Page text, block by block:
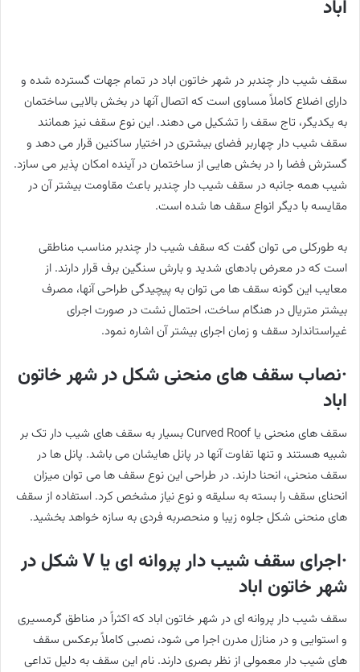
اباد
سقف شیب دار چندبر در شهر خاتون اباد در تمام جهات گسترده شده و
دارای اضلاع کاملاً مساوی است که اتصال آنها در بخش بالایی ساختمان
به یکدیگر، تاج سقف را تشکیل می دهند. این نوع سقف نیز همانند
سقف شیب دار چهاربر فضای بیشتری در اختیار ساکنین قرار می دهد و
گسترش فضا را در بخش هایی از ساختمان در آینده امکان پذیر می سازد.
شیب همه جانبه در سقف شیب دار چندبر باعث مقاومت بیشتر آن در
مقایسه با دیگر انواع سقف ها شده است.
به طورکلی می توان گفت که سقف شیب دار چندبر مناسب مناطقی
است که در معرض بادهای شدید و بارش سنگین برف قرار دارند. از
معایب این گونه سقف ها می توان به پیچیدگی طراحی آنها، مصرف
بیشتر متریال در هنگام ساخت، احتمال نشت در صورت اجرای
غیراستاندارد سقف و زمان اجرای بیشتر آن اشاره نمود.
·نصاب سقف های منحنی شکل در شهر خاتون
اباد
سقف های منحنی یا Curved Roof بسیار به سقف های شیب دار تک بر
شبیه هستند و تنها تفاوت آنها در پانل هایشان می باشد. پانل ها در
سقف منحنی، انحنا دارند. در طراحی این نوع سقف ها می توان میزان
انحنای سقف را بسته به سلیقه و نوع نیاز مشخص کرد. استفاده از سقف
های منحنی شکل جلوه زیبا و منحصربه فردی به سازه خواهد بخشید.
·اجرای سقف شیب دار پروانه ای یا V شکل در
شهر خاتون اباد
سقف شیب دار پروانه ای در شهر خاتون اباد که اکثراً در مناطق گرمسیری
و استوایی و در منازل مدرن اجرا می شود، نصبی کاملاً برعکس سقف
های شیب دار معمولی از نظر بصری دارند. نام این سقف به دلیل تداعی